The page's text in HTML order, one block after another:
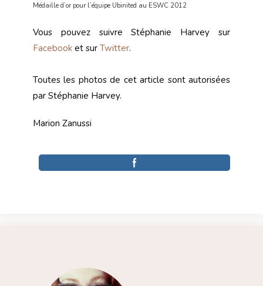
Médaille d’or pour l’équipe Ubinited au ESWC 2012
Vous pouvez suivre Stéphanie Harvey sur
Facebook et sur Twitter.
Toutes les photos de cet article sont autorisées
par Stéphanie Harvey.
Marion Zanussi